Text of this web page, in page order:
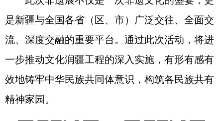
是新疆与全国各省（区、市）广泛交往、全面交
流、深度交融的重要平台。通过此次活动，将进
一步推动文化润疆工程的深入实施，有形有感有
效地铸牢中华民族共同体意识，构筑各民族共有
精神家园。